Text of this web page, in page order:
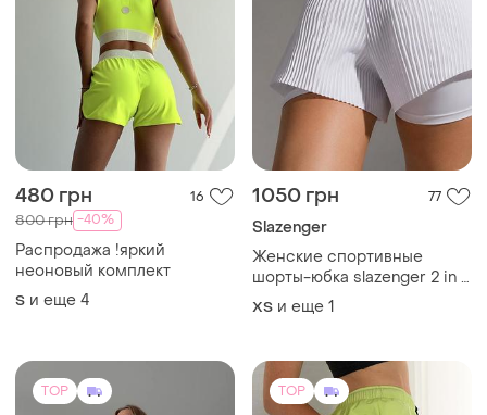
480 грн 16
800 грн -40%
Распродажа !яркий
неоновый комплект
S и еще 4
1050 грн 77
Slazenger
Женские спортивные
шорты-юбка slazenger 2 in 1
white
ХS и еще 1
TOP TOP